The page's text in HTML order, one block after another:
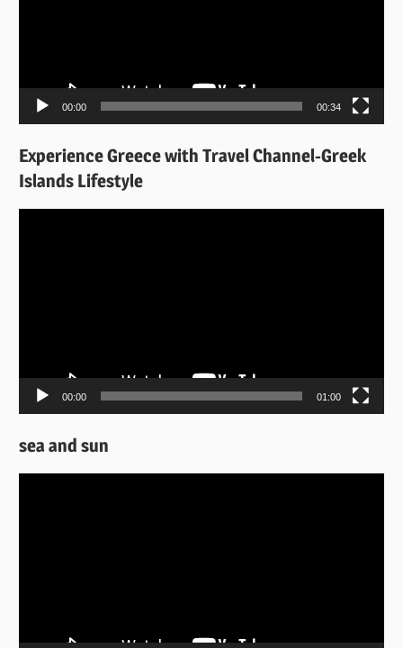
00:00 00:34
Experience Greece with Travel Channel-Greek
Islands Lifestyle
00:00 01:00
sea and sun